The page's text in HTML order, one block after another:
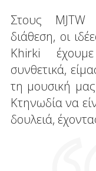
Στους MJTW
διάθεση, οι
Khirki
συνθετικά,
τη μουσική
Κτηνωδία να
δουλειά,